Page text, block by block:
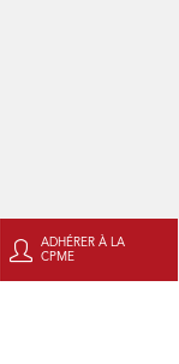
ADHÉRER À LA
CPME